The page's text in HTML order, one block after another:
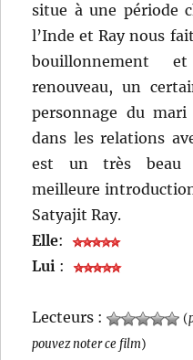
situe à une période
l’Inde et Ray nous
bouillonnement
renouveau, un
personnage du
dans les relations
est un très beau
meilleure
Satyajit Ray.
Elle:
Lui :
Lecteurs : (
pouvez noter ce film)